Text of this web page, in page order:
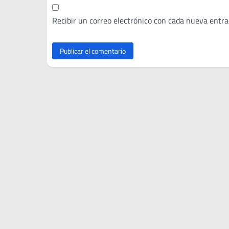
Recibir un correo electrónico con cada nueva